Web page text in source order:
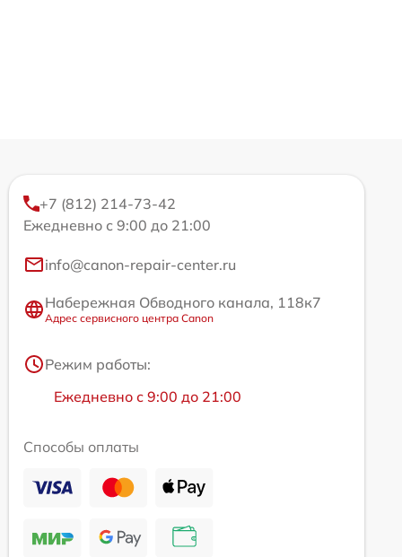
+7 (812) 214-73-42
Ежедневно с 9:00 до 21:00
info@canon-repair-center.ru
Набережная Обводного канала, 118к7
Адрес сервисного центра Canon
Режим работы:
Ежедневно с 9:00 до 21:00
Способы оплаты